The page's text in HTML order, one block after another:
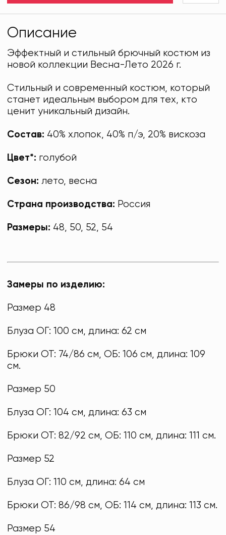
Описание
Эффектный и стильный брючный костюм из
новой коллекции Весна-Лето 2026 г.
Стильный и современный костюм, который
станет идеальным выбором для тех, кто
ценит уникальный дизайн.
Состав: 40% хлопок, 40% п/э, 20% вискоза
Цвет*: голубой
Сезон: лето, весна
Страна производства: Россия
Размеры: 48, 50, 52, 54
Замеры по изделию:
Размер 48
Блуза ОГ: 100 см, длина: 62 см
Брюки ОТ: 74/86 см, ОБ: 106 см, длина: 109
см.
Размер 50
Блуза ОГ: 104 см, длина: 63 см
Брюки ОТ: 82/92 см, ОБ: 110 см, длина: 111 см.
Размер 52
Блуза ОГ: 110 см, длина: 64 см
Брюки ОТ: 86/98 см, ОБ: 114 см, длина: 113 см.
Размер 54